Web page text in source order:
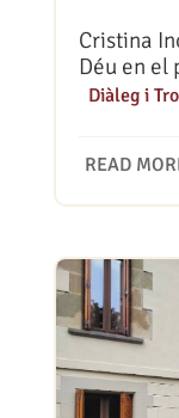
Cristina
Déu en el
Diàleg i
READ